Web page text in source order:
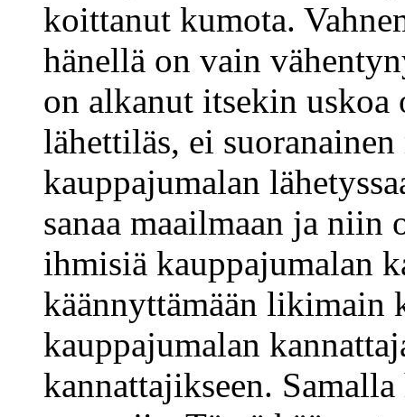
koittanut kumota.
hänellä on vain
on alkanut itsekin uskoa
lähettiläs, ei
kauppajumalan
sanaa maailmaan ja niin
ihmisiä kauppajumalan
käännyttämään likimain
kauppajumalan
kannattajikseen.